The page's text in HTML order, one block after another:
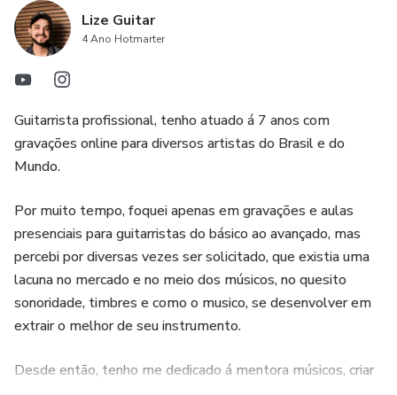
Lize Guitar
4 Ano Hotmarter
Guitarrista profissional, tenho atuado á 7 anos com
gravações online para diversos artistas do Brasil e do
Mundo.
Por muito tempo, foquei apenas em gravações e aulas
presenciais para guitarristas do básico ao avançado, mas
percebi por diversas vezes ser solicitado, que existia uma
lacuna no mercado e no meio dos músicos, no quesito
sonoridade, timbres e como o musico, se desenvolver em
extrair o melhor de seu instrumento.
Desde então, tenho me dedicado á mentora músicos, criar